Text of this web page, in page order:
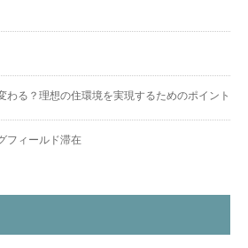
わる？理想の住環境を実現するためのポイント
フィールド滞在